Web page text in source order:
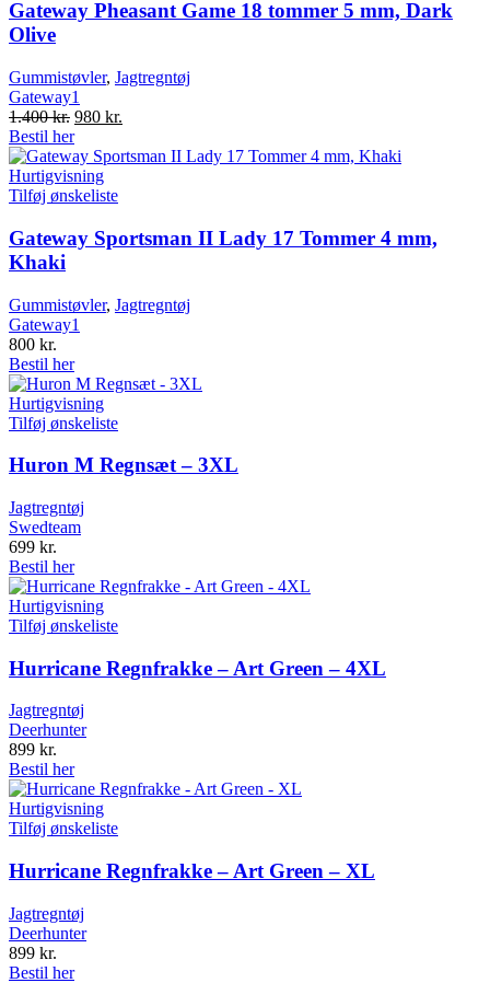
Gateway Pheasant Game 18 tommer 5 mm, Dark
Olive
Gummistøvler, Jagtregntøj
Gateway1
1.400kr. Original
price
was:
1.400 kr..
980 kr.
is:
Bestil her
Hurtigvisning
Tilføj ønskeliste
Gateway Sportsman II Lady 17 Tommer 4 mm,
Khaki
Gummistøvler, Jagtregntøj
Gateway1
800 kr.
Bestil her
Hurtigvisning
Tilføj ønskeliste
Huron M Regnsæt – 3XL
Jagtregntøj
Swedteam
699 kr.
Bestil her
Hurtigvisning
Tilføj ønskeliste
Hurricane Regnfrakke – Art Green – 4XL
Jagtregntøj
Deerhunter
899 kr.
Bestil her
Hurtigvisning
Tilføj ønskeliste
Hurricane Regnfrakke – Art Green – XL
Jagtregntøj
Deerhunter
899 kr.
Bestil her